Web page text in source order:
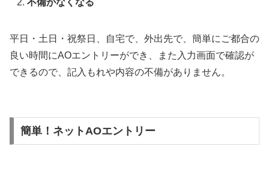
不備がなくなる
平日・土日・祝祭日、自宅で、外出先で、簡単にご都合の
良い時間にAOエントリーができ、また入力画面で確認が
できるので、記入もれや内容の不備がありません。
簡単！ネットAOエントリー